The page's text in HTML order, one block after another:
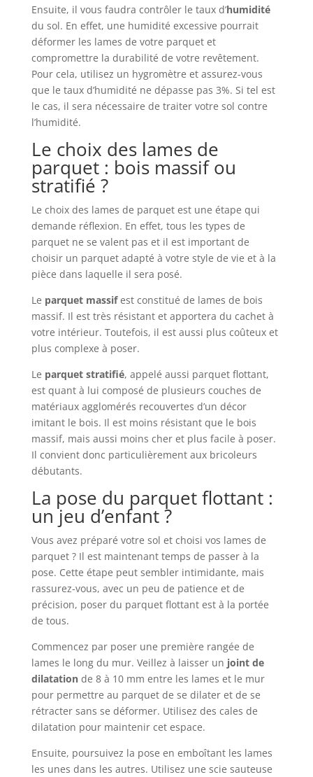
Ensuite, il vous faudra contrôler le taux d’humidité
du sol. En effet, une humidité excessive pourrait
déformer les lames de votre parquet et
compromettre la durabilité de votre revêtement.
Pour cela, utilisez un hygromètre et assurez-vous
que le taux d’humidité ne dépasse pas 3%. Si tel est
le cas, il sera nécessaire de traiter votre sol contre
l’humidité.
Le choix des lames de
parquet : bois massif ou
stratifié ?
Le choix des lames de parquet est une étape qui
demande réflexion. En effet, tous les types de
parquet ne se valent pas et il est important de
choisir un parquet adapté à votre style de vie et à la
pièce dans laquelle il sera posé.
Le parquet massifest constitué de lames de bois
massif. Il est très résistant et apportera du cachet à
votre intérieur. Toutefois, il est aussi plus coûteux et
plus complexe à poser.
Le parquet stratifié, appelé aussi parquet flottant,
est quant à lui composé de plusieurs couches de
matériaux agglomérés recouvertes d’un décor
imitant le bois. Il est moins résistant que le bois
massif, mais aussi moins cher et plus facile à poser.
Il convient donc particulièrement aux bricoleurs
débutants.
La pose du parquet flottant :
un jeu d’enfant ?
Vous avez préparé votre sol et choisi vos lames de
parquet ? Il est maintenant temps de passer à la
pose. Cette étape peut sembler intimidante, mais
rassurez-vous, avec un peu de patience et de
précision, poser du parquet flottant est à la portée
de tous.
Commencez par poser une première rangée de
lames le long du mur. Veillez à laisser un joint de
dilatationde 8 à 10 mm entre les lames et le mur
pour permettre au parquet de se dilater et de se
rétracter sans se déformer. Utilisez des cales de
dilatation pour maintenir cet espace.
Ensuite, poursuivez la pose en emboîtant les lames
les unes dans les autres. Utilisez une scie sauteuse